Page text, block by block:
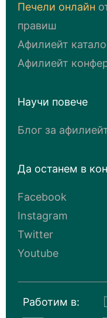
Печели онлайн
правиш
Афилиейт
Афилиейт
Научи повече
Блог за
Да останем в
Facebook
Instagram
Twitter
Youtube
Работим в: